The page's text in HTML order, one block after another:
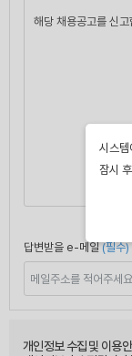
답변받을 e-메일(필수)
개인정보 수집 및 이용
시스템
잠시